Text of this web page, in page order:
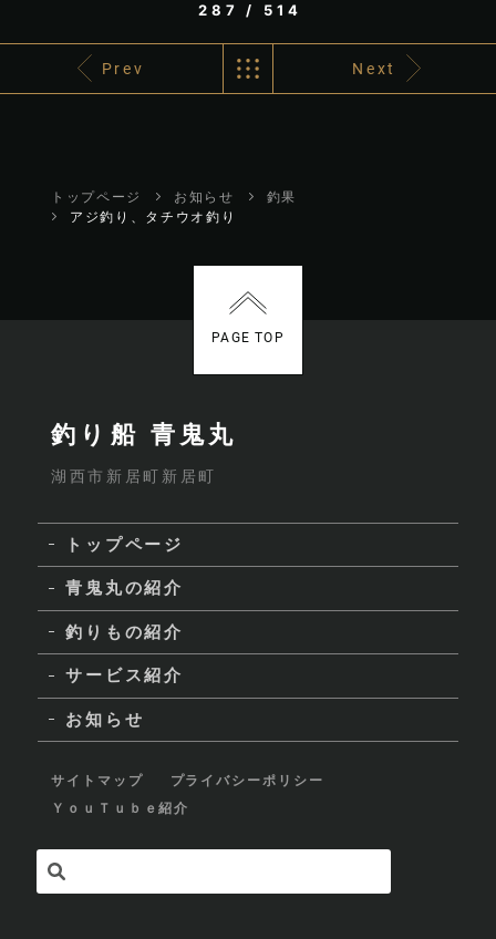
287 / 514
Prev Next
トップページ お知らせ
釣果
アジ釣り、タチウオ釣り
PAGE TOP
釣り船 青鬼丸
湖西市新居町新居町
トップページ
青鬼丸の紹介
釣りもの紹介
サービス紹介
お知らせ
サイトマップ
プライバシーポリシー
ＹｏｕＴｕｂｅ紹介